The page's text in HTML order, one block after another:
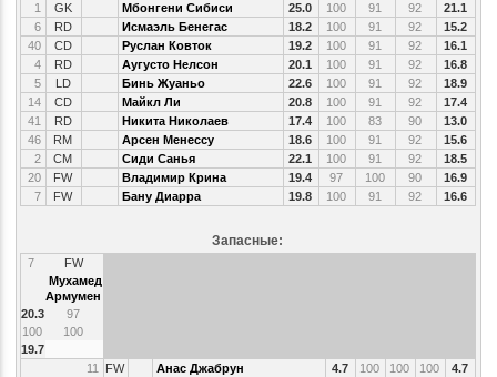
1
GK Мбонгени Сибиси 25.0 100 91 92
21.1
6
RD Исмаэль Бенегас 18.2 100 91 92
15.2
40
CD Руслан Ковток 19.2 100 91 92
16.1
4
RD Аугусто Нелсон 20.1 100 91 92
16.8
5
LD Бинь Жуаньо 22.6 100 91 92
18.9
14
CD Майкл Ли 20.8 100 91 92
17.4
41
RD Никита Николаев 17.4 100 83 90
13.0
46
RM Арсен Менессу 18.6 100 91 92
15.6
2
CM Сиди Санья 22.1 100 91 92
18.5
20
FW Владимир Крина 19.4 97 100 90
16.9
7
FW Бану Диарра 19.8 100 91 92 16.6
Запасные:
7
FW
Мухамед
Армумен
20.3
97
100
100
19.7
11
FW Анас Джабрун 4.7 100 100 100
4.7